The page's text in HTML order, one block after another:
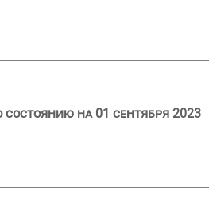
на 01 сентября 2023